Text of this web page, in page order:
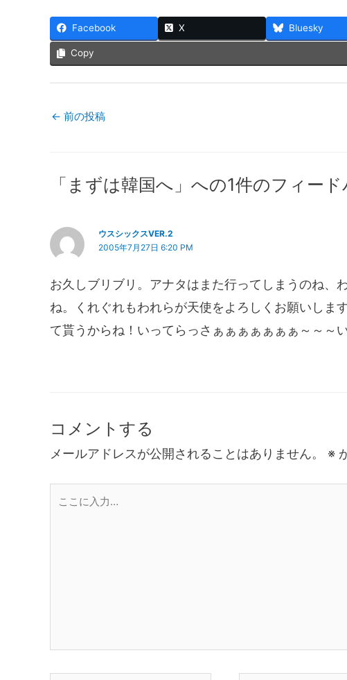
Facebook X Bluesky
Copy
← 前の投稿
「まずは韓国へ」への1件のフィード
ウスシックスVER.2
2005年7月27日 6:20 PM
お久しブリブリ。アナタはまた行ってしまうのね、
ね。くれぐれもわれらが天使をよろしくお願いしま
て貰うからね！いってらっさぁぁぁぁぁぁぁ～～～い
コメントする
メールアドレスが公開されることはありません。 ※